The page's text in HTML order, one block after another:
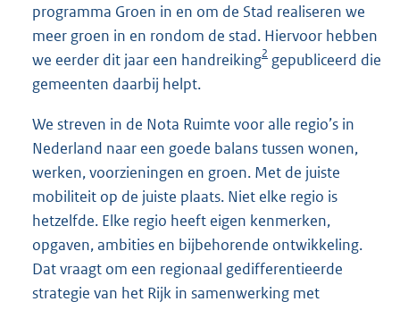
programma Groen in en om de Stad realiseren we
meer groen in en rondom de stad. Hiervoor hebben
we eerder dit jaar een handreiking2 gepubliceerd die
gemeenten daarbij helpt.
We streven in de Nota Ruimte voor alle regio’s in
Nederland naar een goede balans tussen wonen,
werken, voorzieningen en groen. Met de juiste
mobiliteit op de juiste plaats. Niet elke regio is
hetzelfde. Elke regio heeft eigen kenmerken,
opgaven, ambities en bijbehorende ontwikkeling.
Dat vraagt om een regionaal gedifferentieerde
strategie van het Rijk in samenwerking met